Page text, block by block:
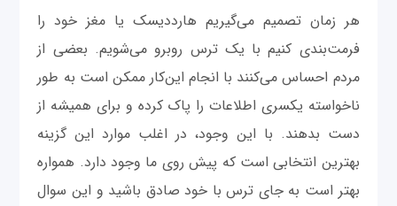
هر زمان تصمیم می‌گیریم هارددیسک یا مغز خود را
فرمت‌بندی کنیم با یک ترس روبرو می‌شویم. بعضی از
مردم احساس می‌کنند با انجام این‌کار ممکن است به طور
ناخواسته یکسری اطلاعات را پاک کرده و برای همیشه از
دست بدهند. با این وجود، در اغلب موارد این گزینه
بهترین انتخابی است که پیش روی ما وجود دارد. همواره
بهتر است به جای ترس با خود صادق باشید و این سوال